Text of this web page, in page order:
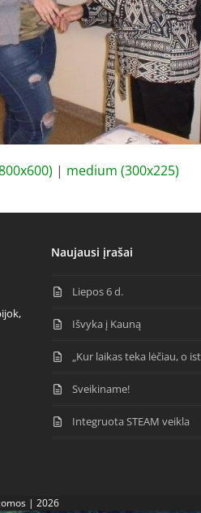
| medium (300x225)
Naujausi įrašai
Liepos 6 d.
Išvyka į Kauną
„Kur laikas teka lėčiau, o
Sveikiname!
Integruota STEAM veikla
| 2026